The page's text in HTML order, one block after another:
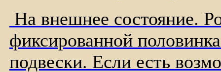
На внешнее состояние.
фиксированной
подвески. Если есть